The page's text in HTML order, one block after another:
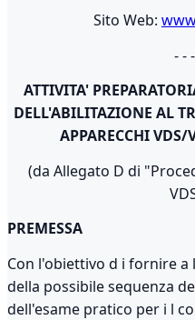
Sito Web:
- -
ATTIVITA'
DELL'ABILITAZIONE AL
APPARECCHI VDS/
(da Allegato D di
PREMESSA
Con l'obiettivo d i fornire
della possibile sequenza
dell'esame pratico per i l